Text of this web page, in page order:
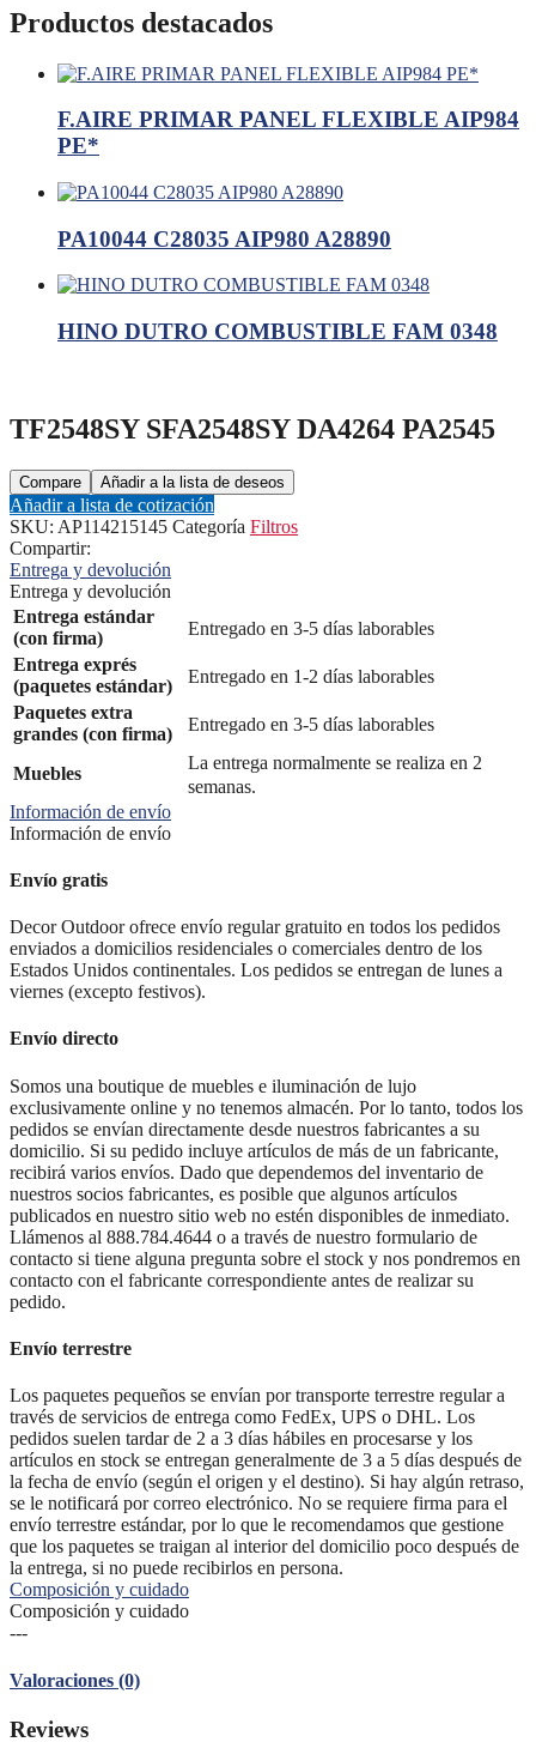
Productos destacados
F.AIRE PRIMAR PANEL FLEXIBLE AIP984
PE*
PA10044 C28035 AIP980 A28890
HINO DUTRO COMBUSTIBLE FAM 0348
TF2548SY SFA2548SY DA4264 PA2545
Navegación
de
entradas
Compare Añadir a la lista de deseos
Añadir a lista de cotización
SKU: AP114215145 Categoría Filtros
Compartir:
Entrega y devolución
Entrega y devolución
Entrega estándar
(con firma)
Entregado en 3-5 días laborables
Entrega exprés
(paquetes estándar)
Entregado en 1-2 días laborables
Paquetes extra
grandes (con firma)
Entregado en 3-5 días laborables
Muebles
La entrega normalmente se realiza en 2
semanas.
Información de envío
Información de envío
Envío gratis
Decor Outdoor ofrece envío regular gratuito en todos los pedidos
enviados a domicilios residenciales o comerciales dentro de los
Estados Unidos continentales. Los pedidos se entregan de lunes a
viernes (excepto festivos).
Envío directo
Somos una boutique de muebles e iluminación de lujo
exclusivamente online y no tenemos almacén. Por lo tanto, todos los
pedidos se envían directamente desde nuestros fabricantes a su
domicilio. Si su pedido incluye artículos de más de un fabricante,
recibirá varios envíos. Dado que dependemos del inventario de
nuestros socios fabricantes, es posible que algunos artículos
publicados en nuestro sitio web no estén disponibles de inmediato.
Llámenos al 888.784.4644 o a través de nuestro formulario de
contacto si tiene alguna pregunta sobre el stock y nos pondremos en
contacto con el fabricante correspondiente antes de realizar su
pedido.
Envío terrestre
Los paquetes pequeños se envían por transporte terrestre regular a
través de servicios de entrega como FedEx, UPS o DHL. Los
pedidos suelen tardar de 2 a 3 días hábiles en procesarse y los
artículos en stock se entregan generalmente de 3 a 5 días después de
la fecha de envío (según el origen y el destino). Si hay algún retraso,
se le notificará por correo electrónico. No se requiere firma para el
envío terrestre estándar, por lo que le recomendamos que gestione
que los paquetes se traigan al interior del domicilio poco después de
la entrega, si no puede recibirlos en persona.
Composición y cuidado
Composición y cuidado
---
Valoraciones (0)
Reviews